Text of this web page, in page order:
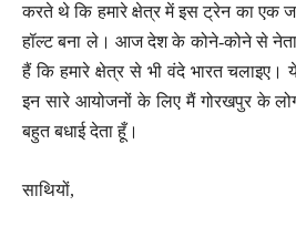
करते थे कि हमारे क्षेत्र में इस ट्रेन का एक
हॉल्ट बना ले। आज देश के कोने-कोने से
हैं कि हमारे क्षेत्र से भी वंदे भारत
इन सारे आयोजनों के लिए मैं गोरखपुर के
बहुत बधाई देता हूँ।
साथियों,